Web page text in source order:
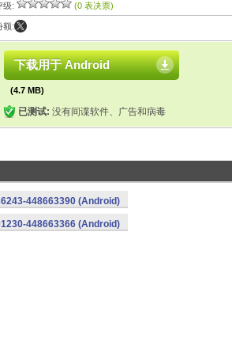
级: (0 表决票)
额:
下载用于 Android
(4.7 MB)
已测试: 没有间谍软件、广告和病毒
448663390 (Android)
448663366 (Android)